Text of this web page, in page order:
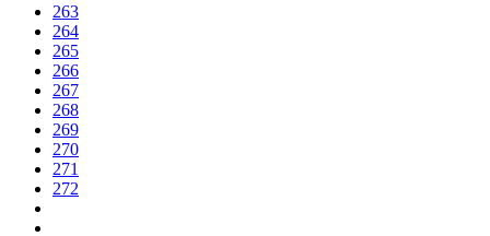
263
264
265
266
267
268
269
270
271
272